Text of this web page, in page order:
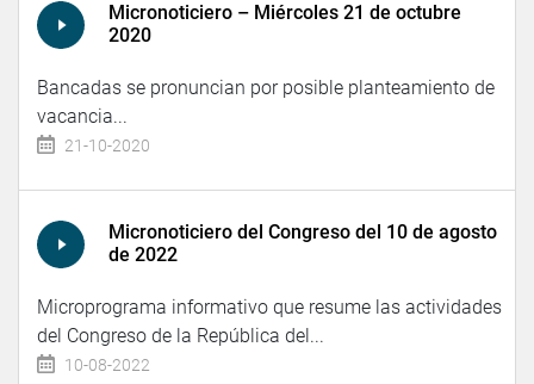
Micronoticiero – Miércoles 21 de octubre
2020
Bancadas se pronuncian por posible planteamiento de
vacancia...
21-10-2020
Micronoticiero del Congreso del 10 de agosto
de 2022
Microprograma informativo que resume las actividades
del Congreso de la República del...
10-08-2022